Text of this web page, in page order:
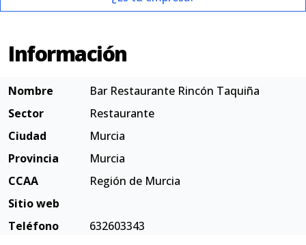
Información
Nombre
Bar Restaurante Rincón Taquiña
Sector
Restaurante
Ciudad
Murcia
Provincia
Murcia
CCAA
Región de Murcia
Sitio web
Teléfono
632603343